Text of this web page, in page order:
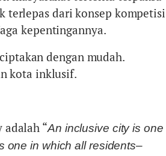
terlepas dari konsep kompetisi
kepentingannya.
dengan mudah.
kota inklusif.
“An inclusive city is one
one in which all residents–